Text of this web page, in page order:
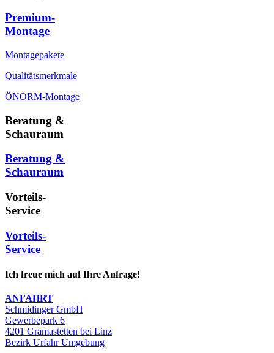
Premium-
Montage
Montagepakete
Qualitätsmerkmale
ÖNORM-Montage
Beratung &
Schauraum
Beratung &
Schauraum
Vorteils-
Service
Vorteils-
Service
Ich freue mich auf Ihre Anfrage!
ANFAHRT
Schmidinger GmbH
Gewerbepark 6
4201 Gramastetten bei Linz
Bezirk Urfahr Umgebung